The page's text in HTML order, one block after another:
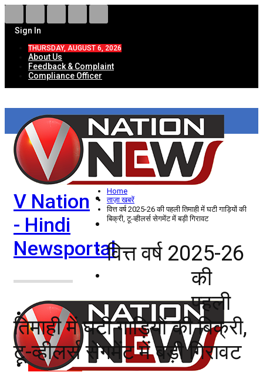
Sign In
THURSDAY, AUGUST 6, 2026
About Us
Feedback & Complaint
Compliance Officer
V Nation
- Hindi
Newsportal
HOME
ताज़ा खबरें
देश
विदेश
राज्य
उत्तर प्रदेश
नोएडा
दिल्ली/NCR
राजनीति
कारोबार
Home
ताज़ा खबरें
वित्त वर्ष 2025-26 की पहली तिमाही में घटी गाड़ियों की
बिक्री, टू-व्हीलर्स सेगमेंट में बड़ी गिरावट
वित्त वर्ष 2025-26
की
पहली
तिमाही में घटी गाड़ियों की बिक्री,
टू-व्हीलर्स सेगमेंट में बड़ी गिरावट